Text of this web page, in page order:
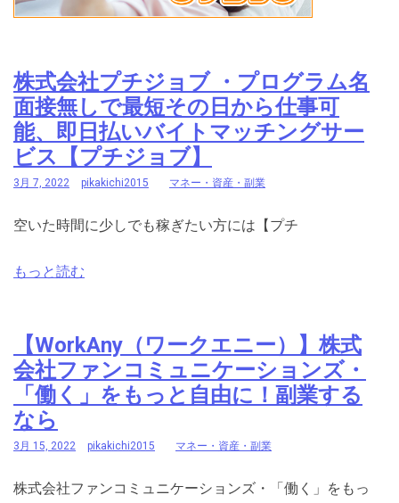
株式会社プチジョブ ・プログラム名
面接無しで最短その日から仕事可
能、即日払いバイトマッチングサー
ビス【プチジョブ】
3月 7, 2022 pikakichi2015 マネー・資産・副業
空いた時間に少しでも稼ぎたい方には【プチ
もっと読む
【WorkAny（ワークエニー）】株式
会社ファンコミュニケーションズ・
「働く」をもっと自由に！副業する
なら
3月 15, 2022 pikakichi2015 マネー・資産・副業
株式会社ファンコミュニケーションズ・「働く」をもっ